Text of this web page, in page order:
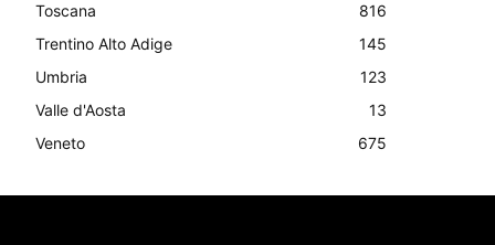
Toscana
816
Trentino Alto Adige
145
Umbria
123
Valle d'Aosta
13
Veneto
675